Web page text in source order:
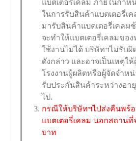
แบตเตอรี่เคลม ภายในกำห
ในการรับสินค้าแบตเตอรี่เ
มารับสินค้าแบตเตอรี่เคลม
จะทำให้แบตเตอรี่เคลมของ
ใช้งานไม่ได้ บริษัทฯไม่รับ
ดังกล่าว และอาจเป็นเหตุใ
โรงงานผู้ผลิตหรือผู้จัดจำห
รับประกันสินค้าระหว่างอา
ไป.
กรณีให้บริษัทฯไปส่งคืนพร้
แบตเตอรี่เคลม นอกสถานที่
บาท